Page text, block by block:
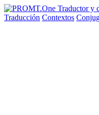
Traducción Contextos